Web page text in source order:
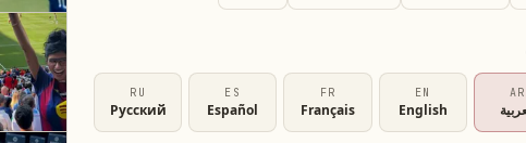
يلعبان في الدوري السعودي
بن ناصر والمهاجم بغداد بونجاح.
ماستيل، وعبد اللطيف رمضان.
AR
EN
English
FR
Français
ES
Español
RU
Русский